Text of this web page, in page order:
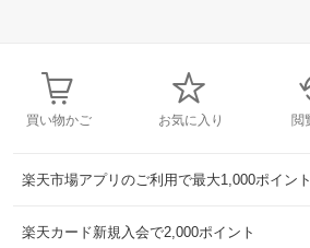
買い物かご お気に入り 閲
楽天市場アプリのご利用で最大1,000ポイント
楽天カード新規入会で2,000ポイント